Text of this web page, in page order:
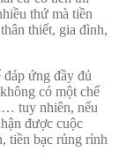
thứ mà tiền
thiết, gia đình,
ứng đầy đủ
có một chế
tuy nhiên, nếu
được cuộc
tiền bạc rủng rỉnh